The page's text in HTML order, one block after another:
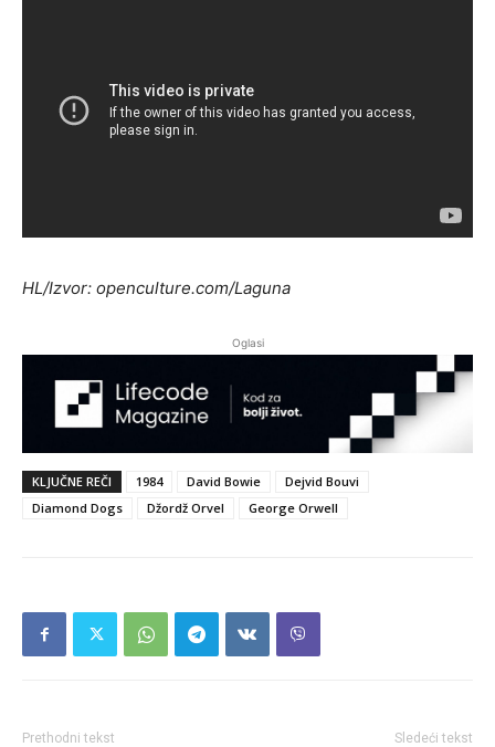
HL/Izvor: openculture.com/Laguna
Oglasi
KLJUČNE REČI 1984 David Bowie
Dejvid Bouvi
Diamond Dogs
Džordž Orvel George Orwell
Prethodni tekst Sledeći tekst